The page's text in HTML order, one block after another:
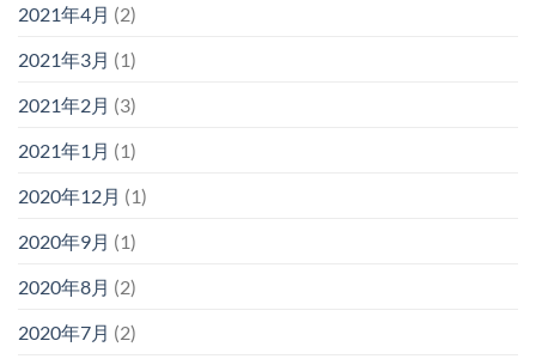
2021年4月 (2)
2021年3月 (1)
2021年2月 (3)
2021年1月 (1)
2020年12月 (1)
2020年9月 (1)
2020年8月 (2)
2020年7月 (2)